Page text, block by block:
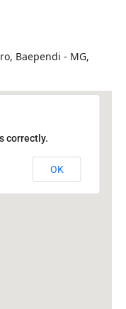
Baependi - MG,
correctly.
OK